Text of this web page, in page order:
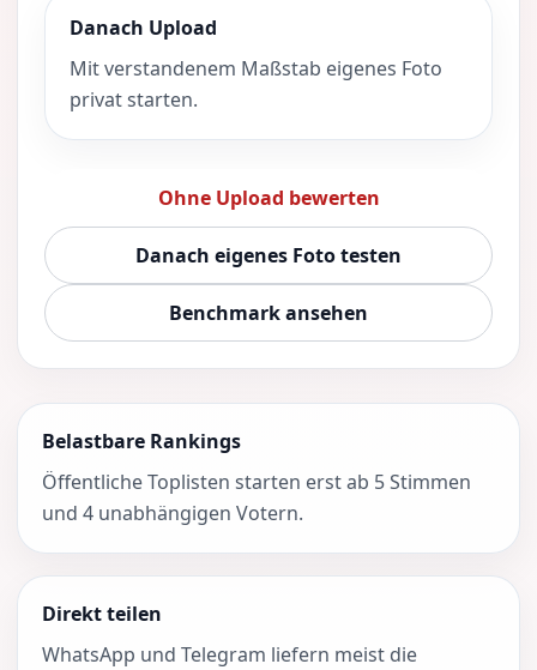
Danach Upload
Mit verstandenem Maßstab eigenes Foto
privat starten.
Ohne Upload bewerten
Danach eigenes Foto testen
Benchmark ansehen
Belastbare Rankings
Öffentliche Toplisten starten erst ab 5 Stimmen
und 4 unabhängigen Votern.
Direkt teilen
WhatsApp und Telegram liefern meist die